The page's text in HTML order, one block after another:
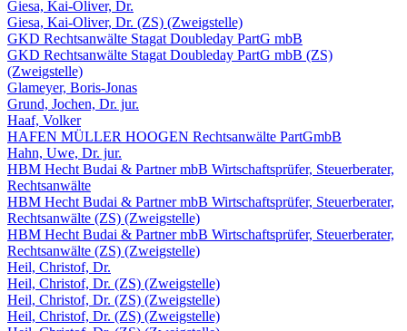
Giesa, Kai-Oliver, Dr.
Giesa, Kai-Oliver, Dr. (ZS) (Zweigstelle)
GKD Rechtsanwälte Stagat Doubleday PartG mbB
GKD Rechtsanwälte Stagat Doubleday PartG mbB (ZS)
(Zweigstelle)
Glameyer, Boris-Jonas
Grund, Jochen, Dr. jur.
Haaf, Volker
HAFEN MÜLLER HOOGEN Rechtsanwälte PartGmbB
Hahn, Uwe, Dr. jur.
HBM Hecht Budai & Partner mbB Wirtschaftsprüfer, Steuerberater,
Rechtsanwälte
HBM Hecht Budai & Partner mbB Wirtschaftsprüfer, Steuerberater,
Rechtsanwälte (ZS) (Zweigstelle)
HBM Hecht Budai & Partner mbB Wirtschaftsprüfer, Steuerberater,
Rechtsanwälte (ZS) (Zweigstelle)
Heil, Christof, Dr.
Heil, Christof, Dr. (ZS) (Zweigstelle)
Heil, Christof, Dr. (ZS) (Zweigstelle)
Heil, Christof, Dr. (ZS) (Zweigstelle)